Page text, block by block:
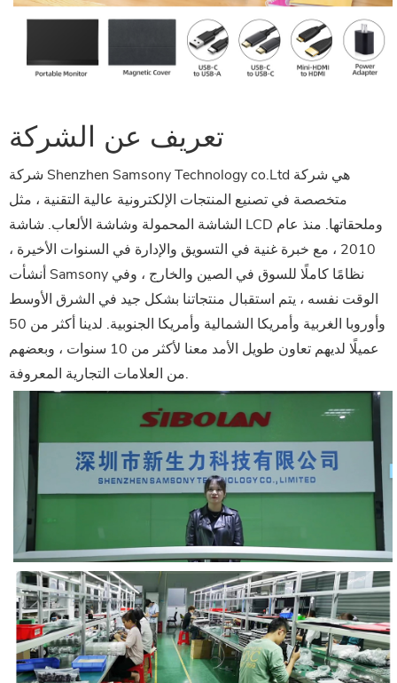
تعريف عن الشركة
شركة Shenzhen Samsony Technology co.Ltd هي شركة
متخصصة في تصنيع المنتجات الإلكترونية عالية التقنية ، مثل
الشاشة المحمولة وشاشة الألعاب. شاشة LCD وملحقاتها. منذ عام
2010 ، مع خبرة غنية في التسويق والإدارة في السنوات الأخيرة ،
أنشأت Samsony نظامًا كاملًا للسوق في الصين والخارج ، وفي
الوقت نفسه ، يتم استقبال منتجاتنا بشكل جيد في الشرق الأوسط
وأوروبا الغربية وأمريكا الشمالية وأمريكا الجنوبية. لدينا أكثر من 50
عميلًا لديهم تعاون طويل الأمد معنا لأكثر من 10 سنوات ، وبعضهم
من العلامات التجارية المعروفة.